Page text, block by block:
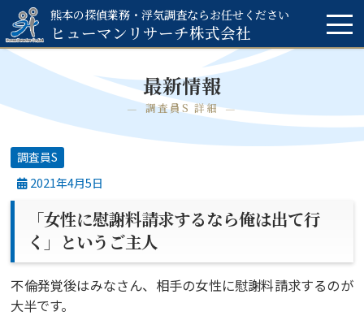
熊本の探偵業務・浮気調査ならお任せください
ヒューマンリサーチ株式会社
最新情報
調査員S 詳細
調査員S
2021年4月5日
「女性に慰謝料請求するなら俺は出て行
く」というご主人
不倫発覚後はみなさん、相手の女性に慰謝料請求するのが
大半です。